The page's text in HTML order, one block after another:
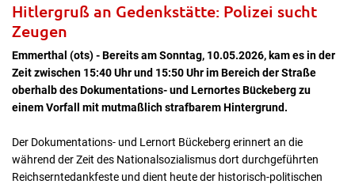
Hitlergruß an Gedenkstätte: Polizei sucht
Zeugen
Emmerthal (ots) - Bereits am Sonntag, 10.05.2026, kam es in der
Zeit zwischen 15:40 Uhr und 15:50 Uhr im Bereich der Straße
oberhalb des Dokumentations- und Lernortes Bückeberg zu
einem Vorfall mit mutmaßlich strafbarem Hintergrund.
Der Dokumentations- und Lernort Bückeberg erinnert an die
während der Zeit des Nationalsozialismus dort durchgeführten
Reichserntedankfeste und dient heute der historisch-politischen